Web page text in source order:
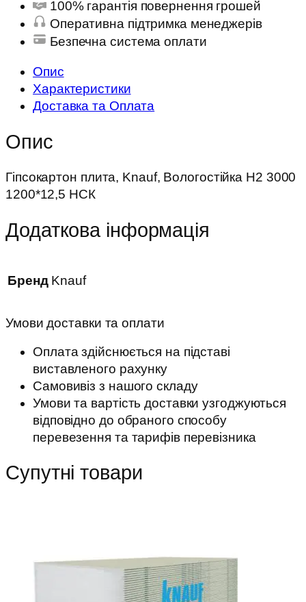
100% гарантія повернення грошей
Оперативна підтримка менеджерів
Безпечна система оплати
Опис
Характеристики
Доставка та Оплата
Опис
Гіпсокартон плита, Knauf, Вологостійка Н2 3000
1200*12,5 НСК
Додаткова інформація
Бренд Knauf
Умови доставки та оплати
Оплата здійснюється на підставі
виставленого рахунку
Самовивіз з нашого складу
Умови та вартість доставки узгоджуються
відповідно до обраного способу
перевезення та тарифів перевізника
Супутні товари